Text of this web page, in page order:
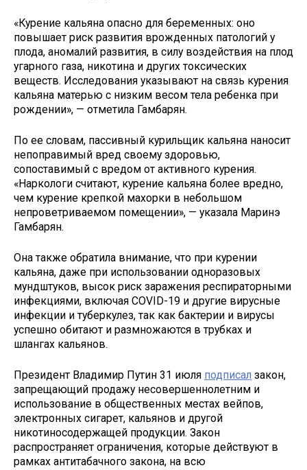
«Курение кальяна опасно для беременных: оно
повышает риск развития врожденных патологий у
плода, аномалий развития, в силу воздействия на плод
угарного газа, никотина и других токсических
веществ. Исследования указывают на связь курения
кальяна матерью с низким весом тела ребенка при
рождении», — отметила Гамбарян.
По ее словам, пассивный курильщик кальяна наносит
непоправимый вред своему здоровью,
сопоставимый с вредом от активного курения.
«Наркологи считают, курение кальяна более вредно,
чем курение крепкой махорки в небольшом
непроветриваемом помещении», — указала Маринэ
Гамбарян.
Она также обратила внимание, что при курении
кальяна, даже при использовании одноразовых
мундштуков, высок риск заражения респираторными
инфекциями, включая COVID-19 и другие вирусные
инфекции и туберкулез, так как бактерии и вирусы
успешно обитают и размножаются в трубках и
шлангах кальянов.
Президент Владимир Путин 31 июля подписал закон,
запрещающий продажу несовершеннолетним и
использование в общественных местах вейпов,
электронных сигарет, кальянов и другой
никотиносодержащей продукции. Закон
распространяет ограничения, которые действуют в
рамках антитабачного закона, на всю